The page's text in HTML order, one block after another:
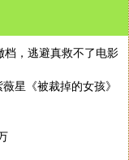
，逃避真救不了电影
星《被裁掉的女孩》